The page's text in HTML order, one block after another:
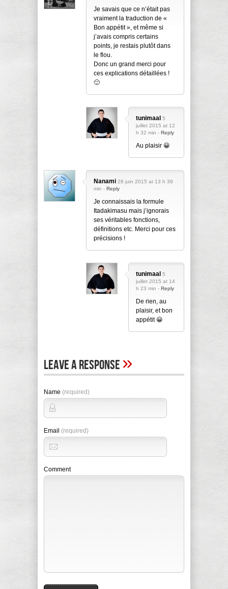
Je savais que ce n’était pas
vraiment la traduction de «
Bon appétit », et même si
j’avais compris certains
points, je restais plutôt dans
le flou.
Donc un grand merci pour
ces explications détaillées !
🙂
tunimaal 5
juillet 2015 at 12
h 32 min - Reply
Au plaisir 😀
Nanami 28 juin 2015 at 13 h 39
min - Reply
Je connaissais la formule
Itadakimasu mais j’ignorais
ses véritables fonctions,
définitions etc. Merci pour ces
précisions !
tunimaal 5
juillet 2015 at 14
h 23 min - Reply
De rien, au
plaisir, et bon
appétit 😀
Leave A Response»
Name (required)
Email (required)
Comment